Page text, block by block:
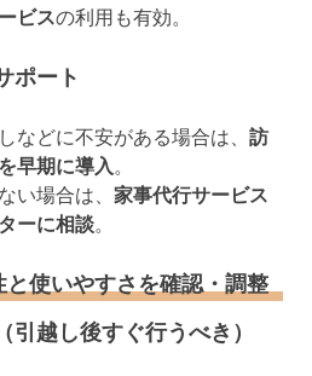
ビスの利用も有効。
ポート
などに不安がある場合は、 訪
早期に導入 。
い場合は、 家事代行サービス
ーに相談。
と使いやすさを確認・調整
越し後すぐ行うべき）